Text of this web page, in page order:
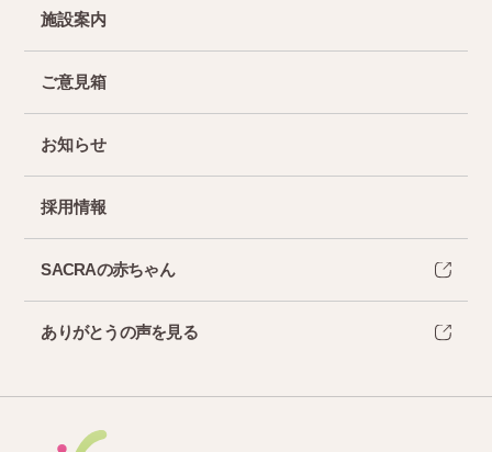
施設案内
ご意見箱
お知らせ
採用情報
SACRAの赤ちゃん
ありがとうの声を見る